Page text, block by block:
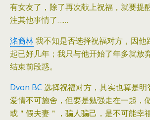
有女友了，除了再次献上祝福，就要提
注其他事情了……
洺裔林我不知是否选择祝福对方，因他
起已好几年；我只与他开始了年多就放
结束前段惑。
Dvon BC 选择祝福对方，其实也算是
爱情不可施舍，但要是勉强走在一起，
或＂假夫妻＂，骗人骗己，是不可能幸